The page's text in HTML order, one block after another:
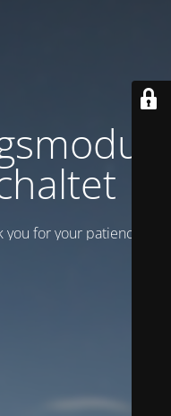
for your patience!